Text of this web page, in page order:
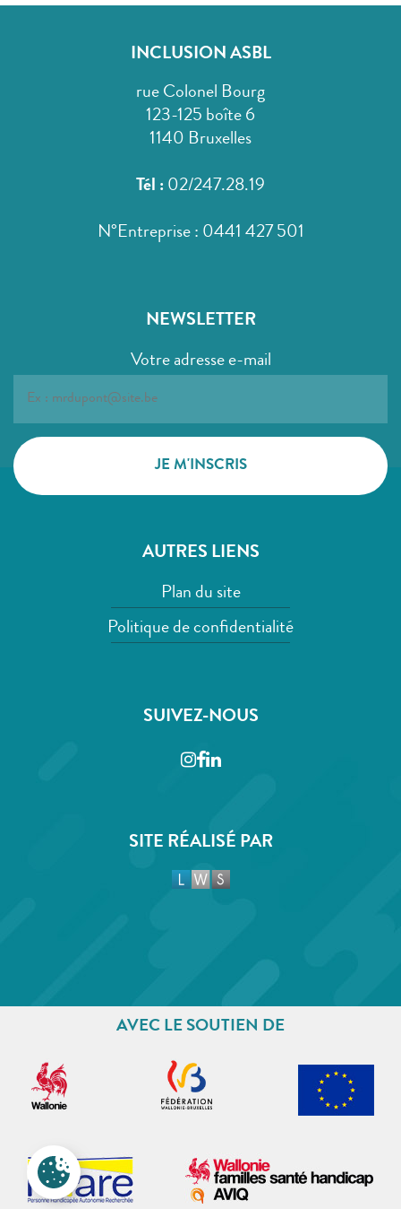
INCLUSION ASBL
rue Colonel Bourg
123-125 boîte 6
1140 Bruxelles
Tél : 02/247.28.19
N°Entreprise : 0441 427 501
NEWSLETTER
Votre adresse e-mail
AUTRES LIENS
Plan du site
Politique de confidentialité
SUIVEZ-NOUS
Instagram
Facebook
LinkedIn
SITE RÉALISÉ PAR
AVEC LE SOUTIEN DE